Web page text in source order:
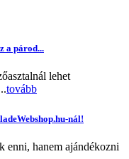
a párod...
lehet
tovább
nál!
enni, hanem ajándékozni